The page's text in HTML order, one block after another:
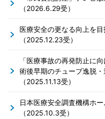
（2026.6.29受）
医療安全の更なる向上を
（2025.12.23受）
「医療事故の再発防止に
術後早期のチューブ逸脱
（2025.11.13受）
日本医療安全調査機構ホ
（2025.10.3受）